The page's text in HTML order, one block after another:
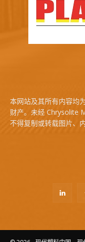
本网站及其所有内容均
财产。未经 Chrysolite
不得复制或转载图片、